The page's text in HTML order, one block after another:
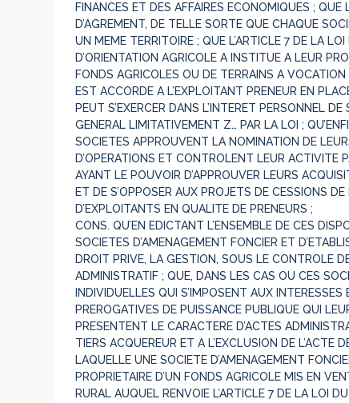
FINANCES ET DES AFFAIRES ECONOMIQUES ;
D’AGREMENT, DE TELLE SORTE QUE CHAQUE
UN MEME TERRITOIRE ; QUE L’ARTICLE 7 DE LA
D’ORIENTATION AGRICOLE A INSTITUE A LEUR
FONDS AGRICOLES OU DE TERRAINS A
EST ACCORDE A L’EXPLOITANT PRENEUR EN
PEUT S’EXERCER DANS L’INTERET PERSONNEL
GENERAL LIMITATIVEMENT Z… PAR LA LOI ;
SOCIETES APPROUVENT LA NOMINATION DE
D’OPERATIONS ET CONTROLENT LEUR ACTIVITE
AYANT LE POUVOIR D’APPROUVER LEURS
ET DE S’OPPOSER AUX PROJETS DE CESSIONS
D’EXPLOITANTS EN QUALITE DE PRENEURS ;
CONS. QU’EN EDICTANT L’ENSEMBLE DE CES
SOCIETES D’AMENAGEMENT FONCIER ET
DROIT PRIVE, LA GESTION, SOUS LE CONTROLE
ADMINISTRATIF ; QUE, DANS LES CAS OU CES
INDIVIDUELLES QUI S’IMPOSENT AUX
PREROGATIVES DE PUISSANCE PUBLIQUE QUI
PRESENTENT LE CARACTERE D’ACTES
TIERS ACQUEREUR ET A L’EXCLUSION DE L’ACTE
LAQUELLE UNE SOCIETE D’AMENAGEMENT
PROPRIETAIRE D’UN FONDS AGRICOLE MIS EN
RURAL AUQUEL RENVOIE L’ARTICLE 7 DE LA LOI